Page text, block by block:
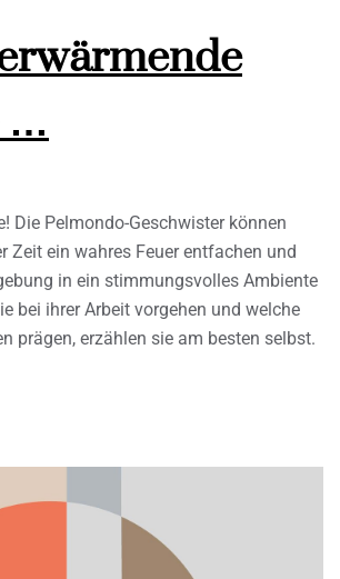
…
Die Pelmondo-Geschwister können
Zeit ein wahres Feuer entfachen und
in ein stimmungsvolles Ambiente
bei ihrer Arbeit vorgehen und welche
prägen, erzählen sie am besten selbst.